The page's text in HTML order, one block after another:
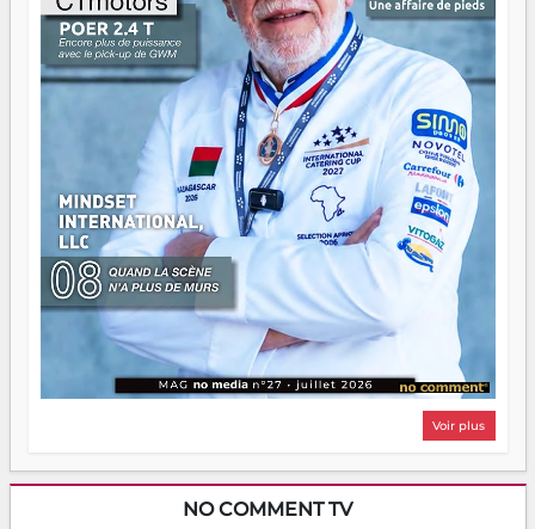
Il faut juste s'assurer que tout le monde rame dans le
même sens.
Voir plus
NO COMMENT TV